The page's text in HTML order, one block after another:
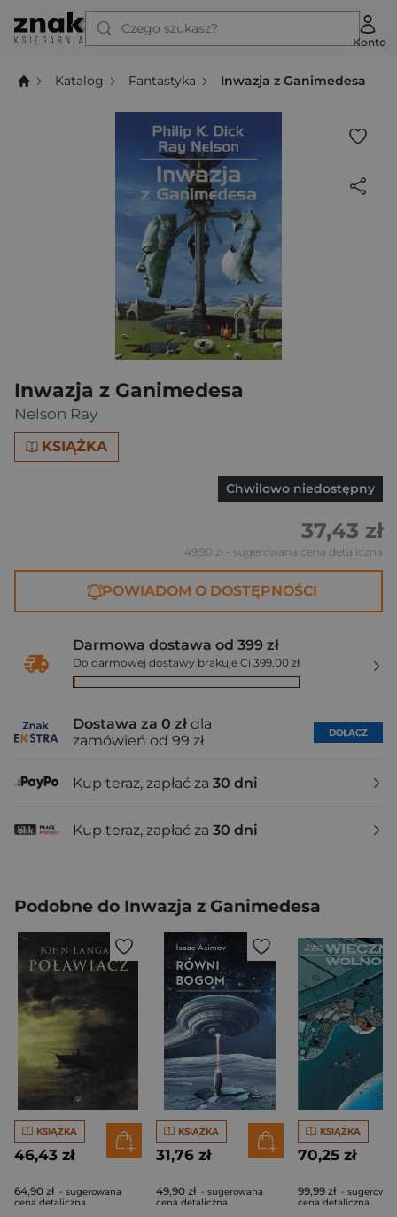
Czego szukasz?
Konto
Katalog Fantastyka Inwazja z Ganimedesa
Inwazja z Ganimedesa
Nelson Ray
KSIĄŻKA
Chwilowo niedostępny
37,43 zł
49,90 zł - sugerowana cena detaliczna
POWIADOM O DOSTĘPNOŚCI
Darmowa dostawa od 399 zł
Do darmowej dostawy brakuje Ci 399,00 zł
Dostawa za 0 zł dla
zamówień od 99 zł
DOŁĄCZ
Kup teraz, zapłać za 30 dni
Kup teraz, zapłać za 30 dni
Podobne do Inwazja z Ganimedesa
KSIĄŻKA
46,43 zł
64,90 zł - sugerowana
cena detaliczna
KSIĄŻKA
31,76 zł
49,90 zł - sugerowana
cena detaliczna
KSIĄŻKA
70,25 zł
99,99 zł -
cena detaliczna